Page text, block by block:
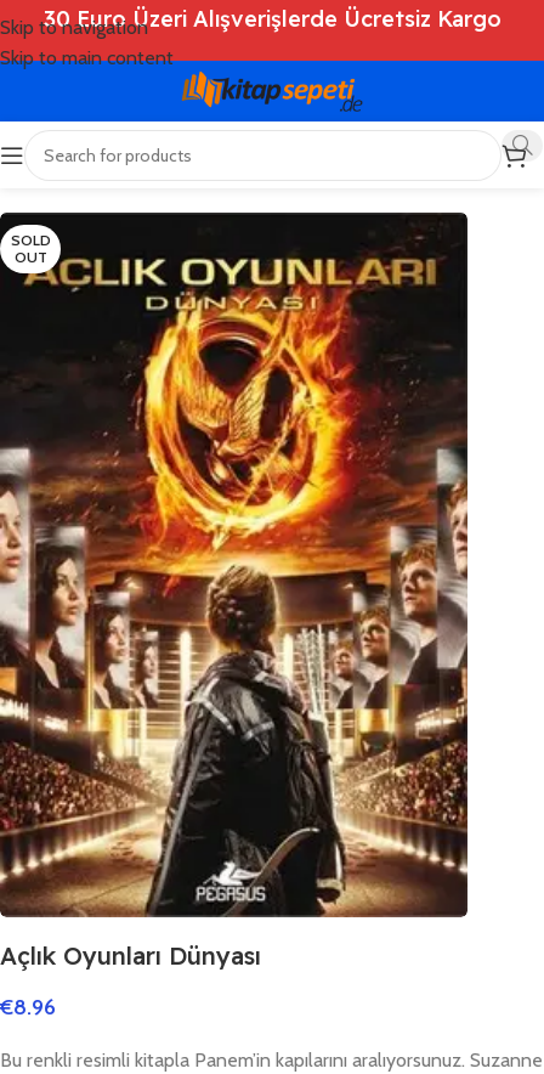
Skip to navigation
Skip to main content
30 Euro Üzeri Alışverişlerde Ücretsiz Kargo
Ana Sayfa Shop
SOLD
OUT
Açlık Oyunları Dünyası
€8.96
Bu renkli resimli kitapla Panem’in kapılarını aralıyorsunuz. Suzanne